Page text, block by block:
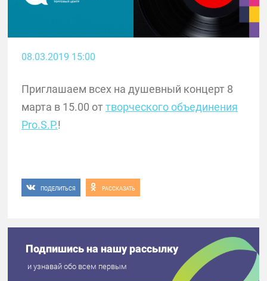
08.03.2019 15:00
Приглашаем всех на душевный концерт 8
марта в 15.00 оттворческого объединения
Pro.S.P.!
ПОДЕЛИТЬСЯ РАССКАЗАТЬ
Подпишись на нашу рассылку
и узнавай обо всем первым